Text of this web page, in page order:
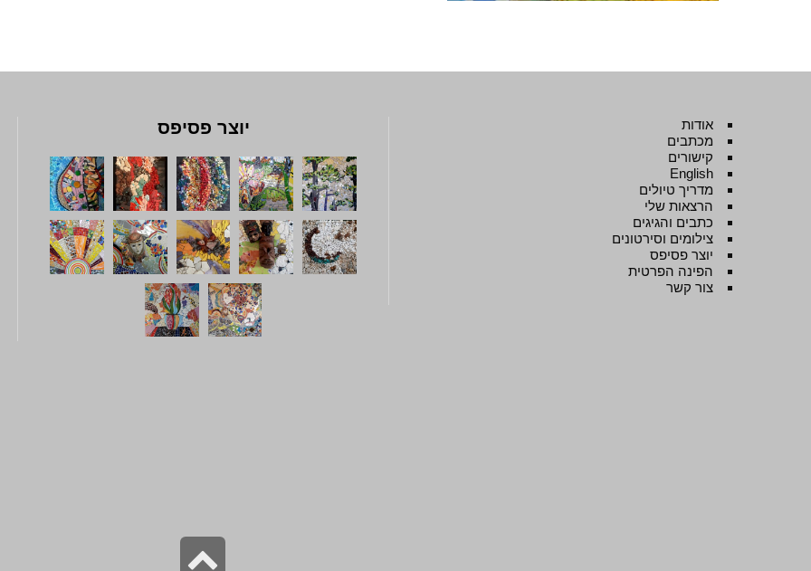
אודות
מכתבים
קישורים
English
מדריך טיולים
הרצאות שלי
כתבים והגיגים
צילומים וסירטונים
יוצר פסיפס
הפינה הפרטית
צור קשר
יוצר פסיפס